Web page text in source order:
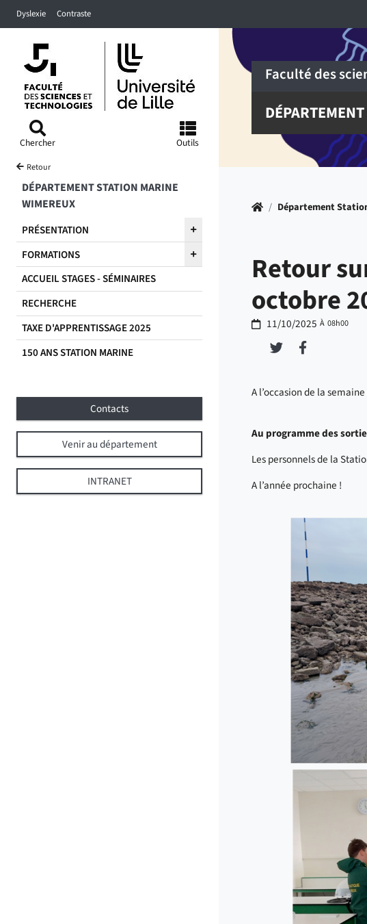
Accéder au menu principal
Accéder à la recherche
Accéder au pied de page
Dyslexie Contraste
Chercher Outils
Retour
DÉPARTEMENT STATION MARINE
WIMEREUX
PRÉSENTATION
FORMATIONS
ACCUEIL STAGES - SÉMINAIRES
RECHERCHE
TAXE D'APPRENTISSAGE 2025
150 ANS STATION MARINE
Contacts
Venir au département
INTRANET
Faculté des
Accueil
/ Département
Retour
octobre
11/10/2025 À 08h00
Partager sur
Partager
A l’occasion de la
Au programme des
Les personnels de la
A l’année prochaine !